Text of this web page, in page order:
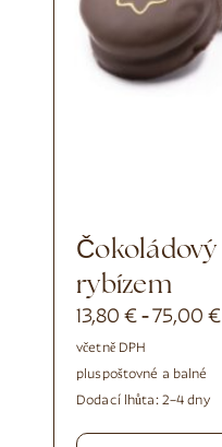
Čokoládový perník s
rybízem
13,80€ -75,00€
včetně DPH
pluspoštovné a balné
Dodací lhůta: 2–4 dny